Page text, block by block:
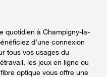
quotidien à Champigny-la-
d’une connexion
tous vos usages du
les jeux en ligne ou
optique vous offre une